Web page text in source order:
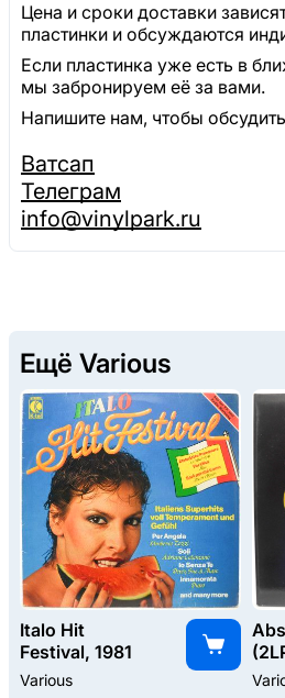
Цена и сроки доставки
пластинки и обсуждаются
Если пластинка уже есть в
мы забронируем её за вами.
Напишите нам, чтобы
Ватсап
Телеграм
info@vinylpark.ru
Ещё Various
Italo Hit
Festival, 1981
Various